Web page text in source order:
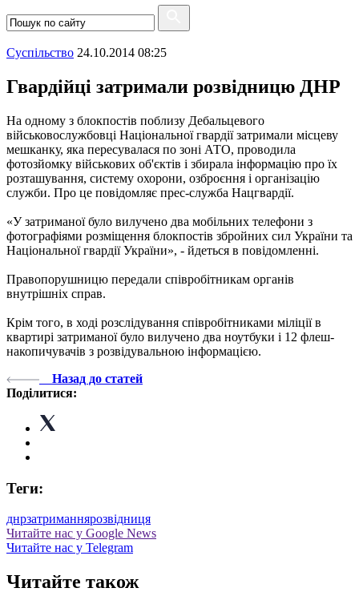
Суспiльство 24.10.2014 08:25
Гвардійці затримали розвідницю ДНР
На одному з блокпостів поблизу Дебальцевого
військовослужбовці Національної гвардії затримали місцеву
мешканку, яка пересувалася по зоні АТО, проводила
фотозйомку військових об'єктів і збирала інформацію про їх
розташування, систему охорони, озброєння і організацію
служби. Про це повідомляє прес-служба Нацгвардії.
«У затриманої було вилучено два мобільних телефони з
фотографіями розміщення блокпостів збройних сил України та
Національної гвардії України», - йдеться в повідомленні.
Правопорушницю передали співробітникам органів
внутрішніх справ.
Крім того, в ході розслідування співробітниками міліції в
квартирі затриманої було вилучено два ноутбуки і 12 флеш-
накопичувачів з розвідувальною інформацією.
Назад до статей
Поділитися:
Теги:
днрзатриманнярозвідниця
Читайте нас у Google News
Читайте нас у Telegram
Читайте також